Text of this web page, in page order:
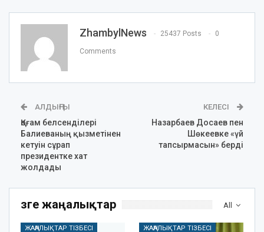
ZhambylNews 25437 Posts 0
Comments
АЛДЫҢҒЫ
Қоғам белсенділері
Балиеваның қызметінен
кетуін сұрап
президентке хат
жолдады
КЕЛЕСІ
Назарбаев Досаев пен
Шөкеевке «үй
тапсырмасын» берді
All
Өзге жаңалықтар
ЖАҢАЛЫҚТАР ТІЗБЕСІ ЖАҢАЛЫҚТАР ТІЗБЕСІ